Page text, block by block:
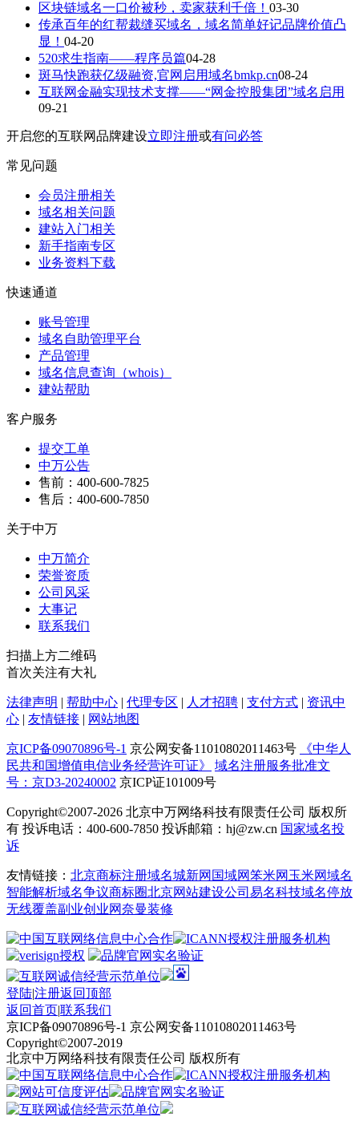
区块链域名一口价被秒，卖家获利千倍！ 03-30
传承百年的红帮裁缝买域名，域名简单好记品牌价值凸
显！ 04-20
520求生指南——程序员篇04-28
斑马快跑获亿级融资,官网启用域名bmkp.cn08-24
互联网金融实现技术支撑——“网金控股集团”域名启用
09-21
开启您的互联网品牌建设立即注册或有问必答
常见问题
会员注册相关
域名相关问题
建站入门相关
新手指南专区
业务资料下载
快速通道
账号管理
域名自助管理平台
产品管理
域名信息查询（whois）
建站帮助
客户服务
提交工单
中万公告
售前：400-600-7825
售后：400-600-7850
关于中万
中万简介
荣誉资质
公司风采
大事记
联系我们
扫描上方二维码
首次关注有大礼
法律声明 | 帮助中心 | 代理专区 | 人才招聘 | 支付方式 | 资讯中
心 | 友情链接 | 网站地图
京ICP备09070896号-1 京公网安备11010802011463号
《中华人
民共和国增值电信业务经营许可证》
域名注册服务批准文
号：京D3-20240002 京ICP证101009号
Copyright©2007-2026 北京中万网络科技有限责任公司 版权所
有 投诉电话：400-600-7850 投诉邮箱：hj@zw.cn 国家域名投
诉
友情链接： 北京商标注册域名城新网 国域网笨米网 玉米网域名
智能解析域名争议商标圈北京网站建设公司 易名科技域名停放
无线覆盖副业创业网奈曼装修
登陆|注册返回顶部
返回首页|联系我们
京ICP备09070896号-1 京公网安备11010802011463号
Copyright©2007-2019
北京中万网络科技有限责任公司 版权所有